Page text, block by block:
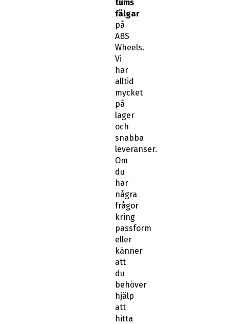
tums
fälgar
på
ABS
Wheels.
Vi
har
alltid
mycket
på
lager
och
snabba
leveranser.
Om
du
har
några
frågor
kring
passform
eller
känner
att
du
behöver
hjälp
att
hitta